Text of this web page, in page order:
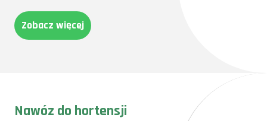
Zobacz więcej
Nawóz do hortensji